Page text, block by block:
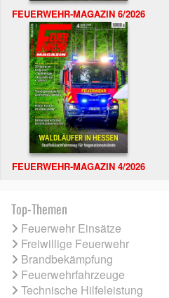
FEUERWEHR-MAGAZIN 6/2026
FEUERWEHR-MAGAZIN 4/2026
Top-Themen
Feuerwehr Einsätze
Freiwillige Feuerwehr
Brandbekämpfung
Feuerwehrfahrzeuge
Technische Hilfeleistung